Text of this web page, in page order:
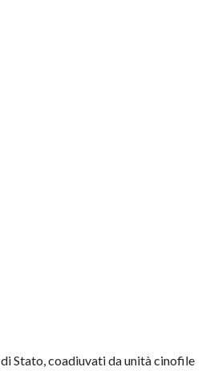
di Stato, coadiuvati da unità cinofile